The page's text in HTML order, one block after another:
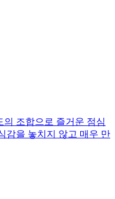
조합으로 즐거운 점심
감을 놓치지 않고 매우 만